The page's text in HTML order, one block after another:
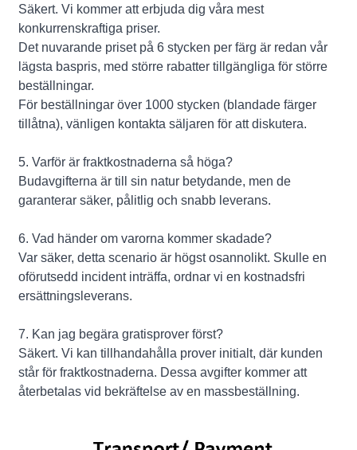
Säkert. Vi kommer att erbjuda dig våra mest
konkurrenskraftiga priser.
Det nuvarande priset på 6 stycken per färg är redan vår
lägsta baspris, med större rabatter tillgängliga för större
beställningar.
För beställningar över 1000 stycken (blandade färger
tillåtna), vänligen kontakta säljaren för att diskutera.
5. Varför är fraktkostnaderna så höga?
Budavgifterna är till sin natur betydande, men de
garanterar säker, pålitlig och snabb leverans.
6. Vad händer om varorna kommer skadade?
Var säker, detta scenario är högst osannolikt. Skulle en
oförutsedd incident inträffa, ordnar vi en kostnadsfri
ersättningsleverans.
7. Kan jag begära gratisprover först?
Säkert. Vi kan tillhandahålla prover initialt, där kunden
står för fraktkostnaderna. Dessa avgifter kommer att
återbetalas vid bekräftelse av en massbeställning.